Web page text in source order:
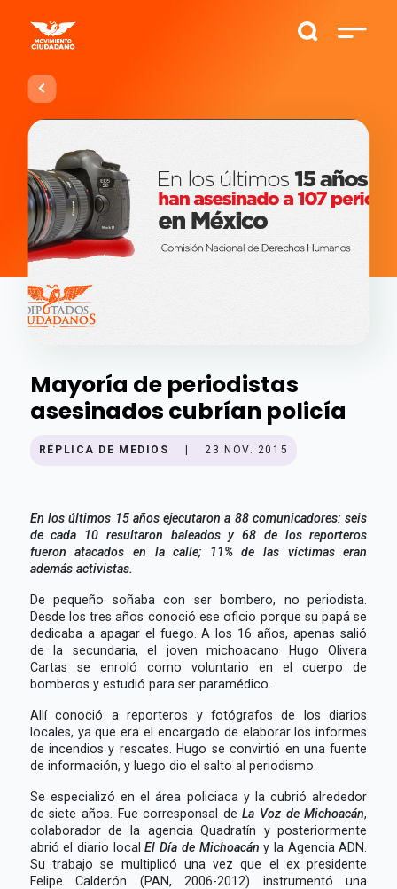
Mayoría de periodistas
asesinados cubrían policía
RÉPLICA DE MEDIOS 23 NOV. 2015
En los últimos 15 años ejecutaron a 88 comunicadores: seis
de cada 10 resultaron baleados y 68 de los reporteros
fueron atacados en la calle; 11% de las víctimas eran
además activistas.
De pequeño soñaba con ser bombero, no periodista.
Desde los tres años conoció ese oficio porque su papá se
dedicaba a apagar el fuego. A los 16 años, apenas salió
de la secundaria, el joven michoacano Hugo Olivera
Cartas se enroló como voluntario en el cuerpo de
bomberos y estudió para ser paramédico.
Allí conoció a reporteros y fotógrafos de los diarios
locales, ya que era el encargado de elaborar los informes
de incendios y rescates. Hugo se convirtió en una fuente
de información, y luego dio el salto al periodismo.
Se especializó en el área policiaca y la cubrió alrededor
de siete años. Fue corresponsal deLa Voz de Michoacán,
colaborador de la agencia Quadratín y posteriormente
abrió el diario localEl Día de Michoacán y la Agencia ADN.
Su trabajo se multiplicó una vez que el ex presidente
Felipe Calderón (PAN, 2006-2012) instrumentó una